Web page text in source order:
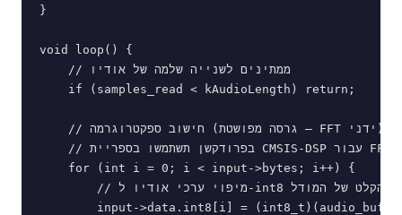
}
void loop() {
    // ממתינים לשנייה שלמה של אודיו
    if (samples_read < kAudioLength) return;
    // חישוב ספקטרוגרמה (גרסה מפושטת — FFT ידני)
    // בפרודקשן תשתמשו בספריית CMSIS-DSP עבור FFT אמיתי
    for (int i = 0; i < input->bytes; i++) {
        // מיפוי ערכי אודיו ל-int8 עבור הקלט של המודל
input->data.int8[i] =